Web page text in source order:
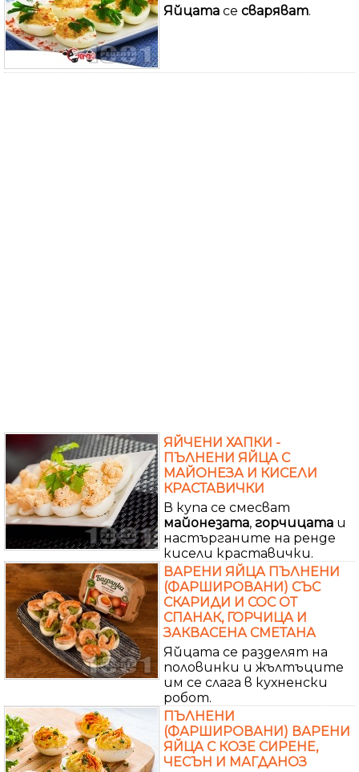
Яйцата се сваряват.
ЯЙЧЕНИ ХАПКИ -
ПЪЛНЕНИ ЯЙЦА С
МАЙОНЕЗА И КИСЕЛИ
КРАСТАВИЧКИ
В купа се смесват
майонезата, горчицата и
настърганите на ренде
кисели краставички.
ВАРЕНИ ЯЙЦА ПЪЛНЕНИ
(ФАРШИРОВАНИ) СЪС
СКАРИДИ И СОС ОТ
СПАНАК, ГОРЧИЦА И
ЗАКВАСЕНА СМЕТАНА
Яйцата се разделят на
половинки и жълтъците
им се слага в кухненски
робот.
ПЪЛНЕНИ
(ФАРШИРОВАНИ) ВАРЕНИ
ЯЙЦА С КОЗЕ СИРЕНЕ,
ЧЕСЪН И МАГДАНОЗ